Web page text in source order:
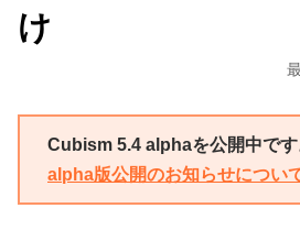
け
Cubism 5.4 alphaを公開中です
alpha版公開のお知らせについ